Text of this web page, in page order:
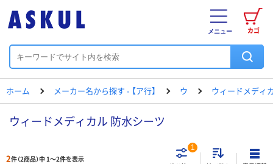
カゴ
メニュー
ホーム メーカー名から探す - 【ア行】 ウ ウィードメディ
ウィードメディカル 防水シーツ
2件（2商品）中 1～2件を表示
1